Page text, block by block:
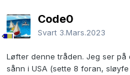
Code0
Svart 3.Mars.2023
Løfter denne tråden. Jeg ser
sånn i USA (sette 8 foran,